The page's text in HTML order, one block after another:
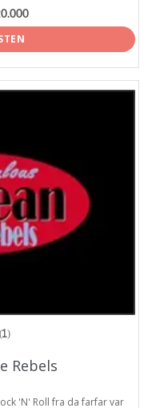
(1)
Rebels
'N' Roll fra da farfar var